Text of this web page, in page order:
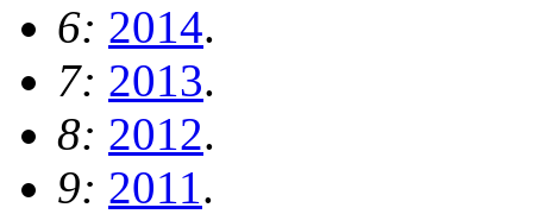
6: 2014.
7: 2013.
8: 2012.
9: 2011.